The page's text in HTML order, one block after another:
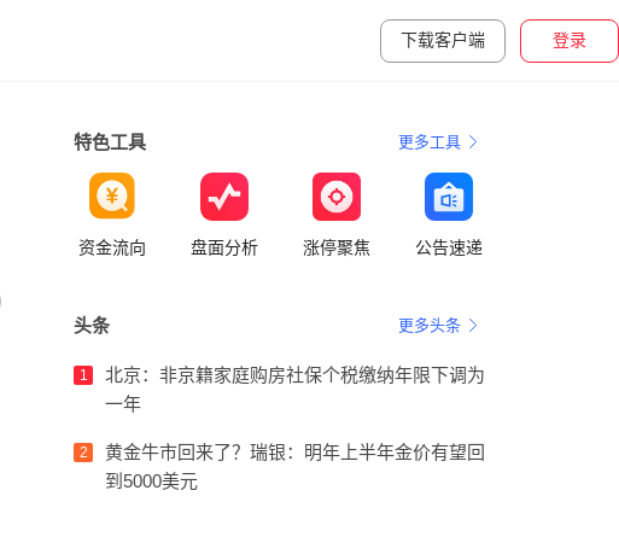
下载客户端 登录
特色工具 更多工具
资金流向 盘面分析 涨停聚焦 公告速递
头条 更多头条
1
北京：非京籍家庭购房社保个税缴纳年限下调为
一年
2
黄金牛市回来了？瑞银：明年上半年金价有望回
到5000美元